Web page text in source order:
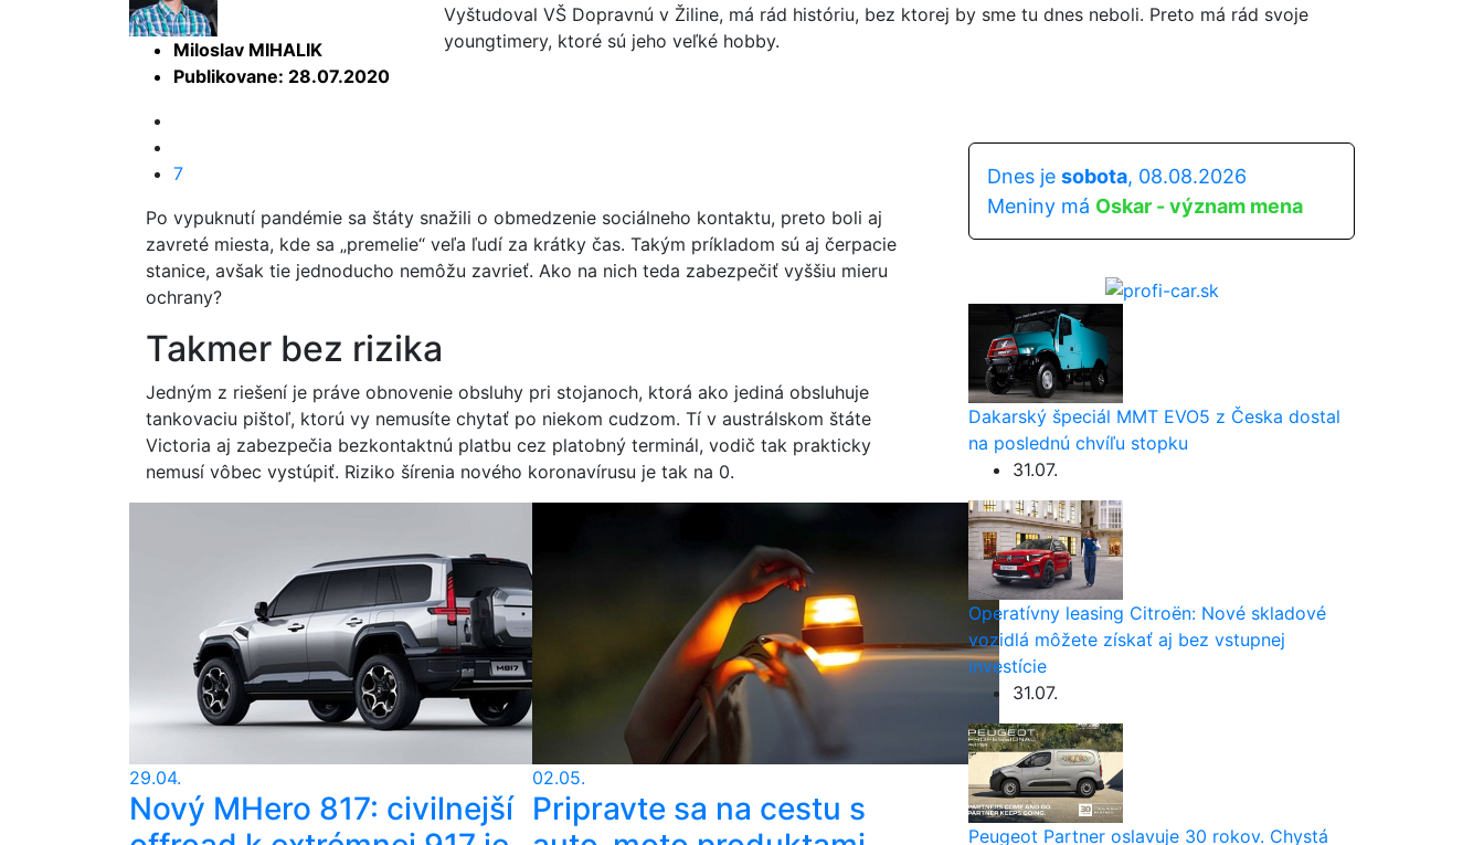
Miloslav MIHALIK
Publikovane: 28.07.2020
Vyštudoval VŠ Dopravnú v Žiline, má rád históriu, bez ktorej by sme tu dnes neboli. Preto má rád svoje
youngtimery, ktoré sú jeho veľké hobby.
7
Po vypuknutí pandémie sa štáty snažili o obmedzenie sociálneho kontaktu, preto boli aj
zavreté miesta, kde sa „premelie“ veľa ľudí za krátky čas. Takým príkladom sú aj čerpacie
stanice, avšak tie jednoducho nemôžu zavrieť. Ako na nich teda zabezpečiť vyššiu mieru
ochrany?
Takmer bez rizika
Jedným z riešení je práve obnovenie obsluhy pri stojanoch, ktorá ako jediná obsluhuje
tankovaciu pištoľ, ktorú vy nemusíte chytať po niekom cudzom. Tí v austrálskom štáte
Victoria aj zabezpečia bezkontaktnú platbu cez platobný terminál, vodič tak prakticky
nemusí vôbec vystúpiť. Riziko šírenia nového koronavírusu je tak na 0.
29.04.
Nový MHero 817: civilnejší
02.05.
Pripravte sa na cestu s
Dnes je sobota, 08.08.2026
Meniny má Oskar - význam mena
Dakarský špeciál MMT EVO5 z Česka dostal
na poslednú chvíľu stopku
31.07.
Operatívny leasing Citroën: Nové skladové
vozidlá môžete získať aj bez vstupnej
investície
31.07.
Peugeot Partner oslavuje 30 rokov. Chystá